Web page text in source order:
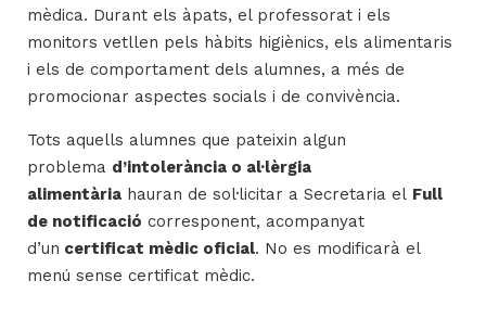
mèdica. Durant els àpats, el professorat i els
monitors vetllen pels hàbits higiènics, els alimentaris
i els de comportament dels alumnes, a més de
promocionar aspectes socials i de convivència.
Tots aquells alumnes que pateixin algun
problema d’intolerància o al·lèrgia
alimentària hauran de sol·licitar a Secretaria el Full
de notificació corresponent, acompanyat
d’un certificat mèdic oficial. No es modificarà el
menú sense certificat mèdic.